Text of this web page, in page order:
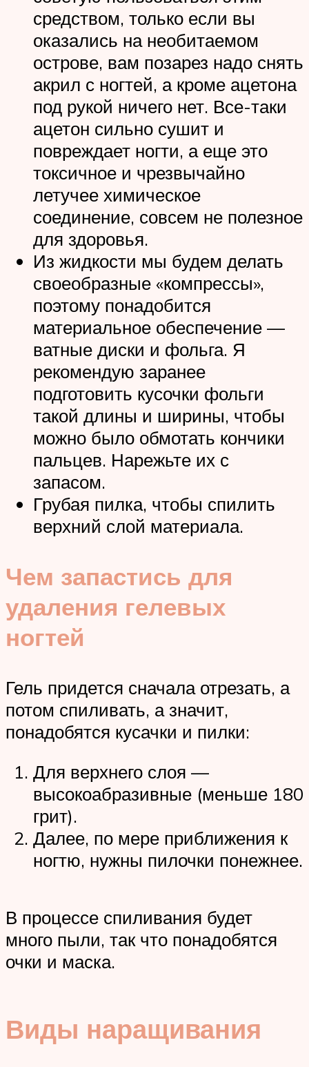
средством, только если вы
оказались на необитаемом
острове, вам позарез надо снять
акрил с ногтей, а кроме ацетона
под рукой ничего нет. Все-таки
ацетон сильно сушит и
повреждает ногти, а еще это
токсичное и чрезвычайно
летучее химическое
соединение, совсем не полезное
для здоровья.
Из жидкости мы будем делать
своеобразные «компрессы»,
поэтому понадобится
материальное обеспечение —
ватные диски и фольга. Я
рекомендую заранее
подготовить кусочки фольги
такой длины и ширины, чтобы
можно было обмотать кончики
пальцев. Нарежьте их с
запасом.
Грубая пилка, чтобы спилить
верхний слой материала.
Чем запастись для
удаления гелевых
ногтей
Гель придется сначала отрезать, а
потом спиливать, а значит,
понадобятся кусачки и пилки:
Для верхнего слоя —
высокоабразивные (меньше 180
грит).
Далее, по мере приближения к
ногтю, нужны пилочки понежнее.
В процессе спиливания будет
много пыли, так что понадобятся
очки и маска.
Виды наращивания